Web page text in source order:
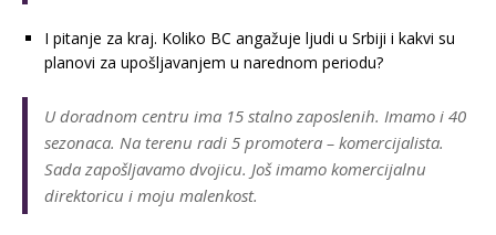
I pitanje za kraj. Koliko BC angažuje ljudi u Srbiji i kakvi su
planovi za upošljavanjem u narednom periodu?
U doradnom centru ima 15 stalno zaposlenih. Imamo i 40
sezonaca. Na terenu radi 5 promotera – komercijalista.
Sada zapošljavamo dvojicu. Još imamo komercijalnu
direktoricu i moju malenkost.